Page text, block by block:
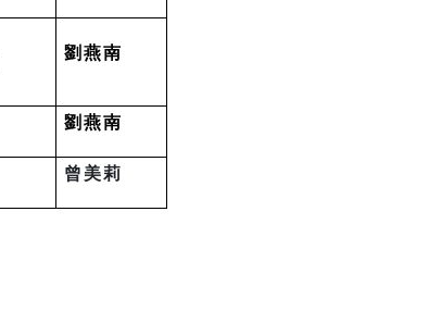
劉燕南
劉燕南
曾美莉